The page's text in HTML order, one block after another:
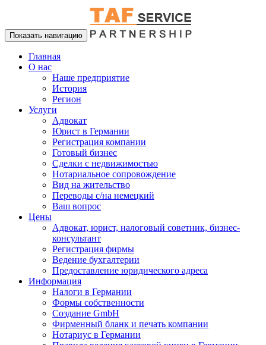
Показать навигацию
Главная
О нас
Наше предприятие
История
Регион
Услуги
Адвокат
Юрист в Германии
Регистрация компании
Готовый бизнес
Сделки с недвижимостью
Нотариальное сопровождение
Вид на жительство
Переводы с/на немецкий
Ваш вопрос
Цены
Адвокат, юрист, налоговый советник, бизнес-
консультант
Регистрация фирмы
Ведение бухгалтерии
Предоставление юридического адреса
Информация
Налоги в Германии
Формы собственности
Создание GmbH
Фирменный бланк и печать компании
Нотариус в Германии